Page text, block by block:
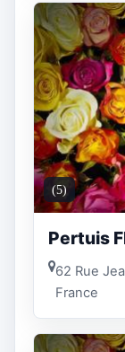
(5)
Pertuis
62 Rue
France